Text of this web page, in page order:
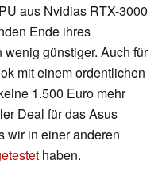
aus Nvidias RTX-3000
Ende ihres
günstiger. Auch für
mit einem ordentlichen
1.500 Euro mehr
Deal für das Asus
wir in einer anderen
haben.